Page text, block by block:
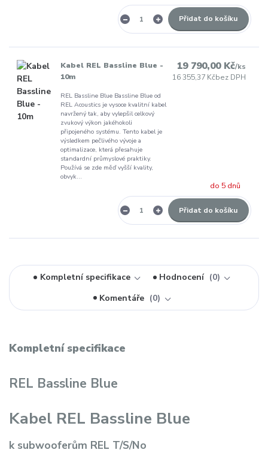
Přidat do košíku
Kabel REL Bassline Blue -
10m
REL Bassline Blue Bassline Blue od
REL Acoustics je vysoce kvalitní kabel
navržený tak, aby vylepšil celkový
zvukový výkon jakéhokoli
připojeného systému. Tento kabel je
výsledkem pečlivého vývoje a
optimalizace, která přesahuje
standardní průmyslové praktiky.
Používá se zde měď vyšší kvality,
obvyk...
19 790,00 Kč/ks
16 355,37 Kčbez DPH
do 5 dnů
Přidat do košíku
Kompletní specifikace Hodnocení
0
Komentáře
0
Kompletní specifikace
REL Bassline Blue
Kabel REL Bassline Blue
k subwooferům REL T/S/No